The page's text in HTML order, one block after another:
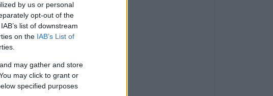
by us or personal
opt-out of the
list of downstream
on the IAB’s List of
may gather and store
may click to grant or
specified purposes